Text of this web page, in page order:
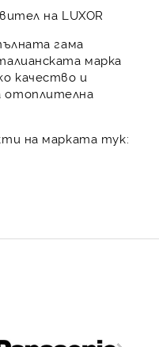
на LUXOR
гама
марка
качество и
отоплителна
на марката тук: